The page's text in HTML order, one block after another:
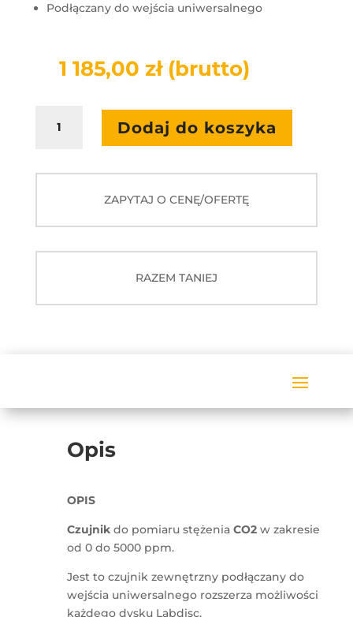
Podłączany do wejścia uniwersalnego
1 185,00 zł (brutto)
Zewnętrzny
CO2
Dodaj do koszyka
ZAPYTAJ O CENĘ/OFERTĘ
RAZEM TANIEJ
Opis
OPIS
Czujnik do pomiaru stężeniaCO2 w zakresie
od 0 do 5000 ppm.
Jest to czujnik zewnętrzny podłączany do
wejścia uniwersalnego rozszerza możliwości
każdego dysku Labdisc.